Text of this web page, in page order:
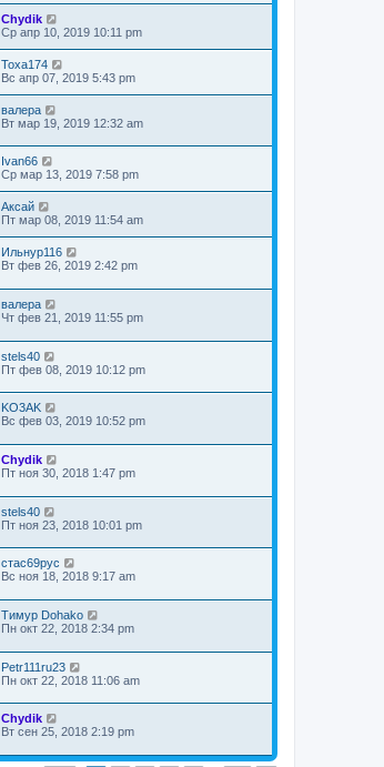
Chydik
Ср апр 10, 2019 10:11 pm
Toxa174
Вс апр 07, 2019 5:43 pm
валера
Вт мар 19, 2019 12:32 am
Ivan66
Ср мар 13, 2019 7:58 pm
Аксай
Пт мар 08, 2019 11:54 am
Ильнур116
Вт фев 26, 2019 2:42 pm
валера
Чт фев 21, 2019 11:55 pm
stels40
Пт фев 08, 2019 10:12 pm
KO3AK
Вс фев 03, 2019 10:52 pm
Chydik
Пт ноя 30, 2018 1:47 pm
stels40
Пт ноя 23, 2018 10:01 pm
стас69рус
Вс ноя 18, 2018 9:17 am
Тимур Dohako
Пн окт 22, 2018 2:34 pm
Petr111ru23
Пн окт 22, 2018 11:06 am
Chydik
Вт сен 25, 2018 2:19 pm